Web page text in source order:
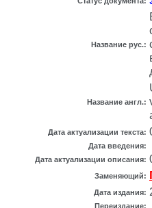
Название рус.:
Название англ.:
Дата актуализации текста:
Дата введения:
Дата актуализации описания:
Заменяющий:
Дата издания:
Переиздание: